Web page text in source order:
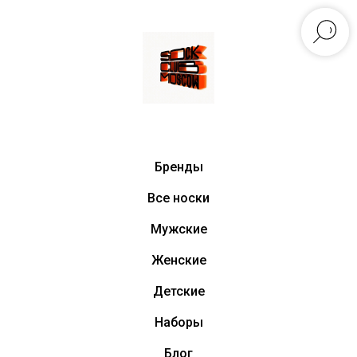
Бренды
Все носки
Мужские
Женские
Детские
Наборы
Блог